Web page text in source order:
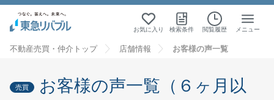
お気に入り 検索条件 閲覧履歴 メニュー
不動産売買・仲介トップ 店舗情報 お客様の声一覧
売買
お客様の声一覧（６ヶ月以